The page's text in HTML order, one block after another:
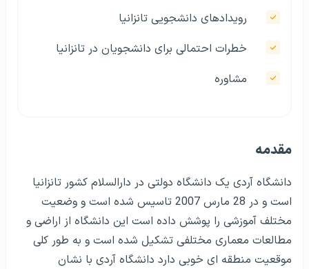
رویدادهای دانشجویی تانزانیا
خطرات احتمالی برای دانشجویان در تانزانیا
مشاوره
مقدمه
دانشگاه آردی یک دانشگاه دولتی در دارالسلام کشور تانزانیا
است و در 28 مارس 2007 تاسیس شده است و وضعیت
مختلف آموزشی را پوشش داده است این دانشگاه از اراضی و
مطالعات معماری مختلفی تشکیل شده است و به طور کلی
موقعیت منطقه ای خوبی دارد دانشگاه آردی با نشان